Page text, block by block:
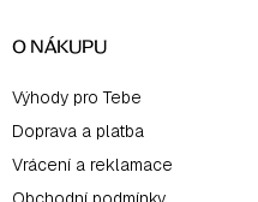
O NÁKUPU
Výhody pro Tebe
Doprava a platba
Vrácení a reklamace